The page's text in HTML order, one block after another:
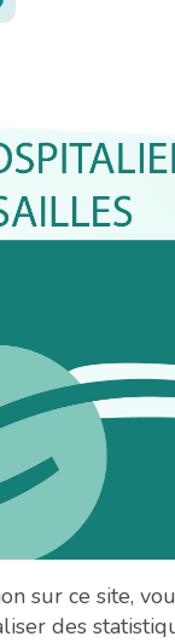
sur ce site,
des